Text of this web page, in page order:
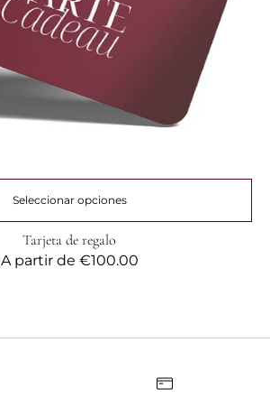
Seleccionar opciones
Tarjeta de regalo
Precio
A partir de €100.00